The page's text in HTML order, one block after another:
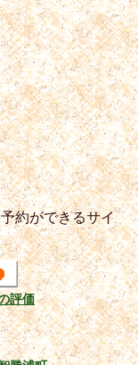
約ができるサイ
評価